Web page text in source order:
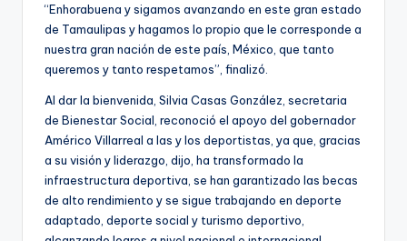
“Enhorabuena y sigamos avanzando en este gran estado
de Tamaulipas y hagamos lo propio que le corresponde a
nuestra gran nación de este país, México, que tanto
queremos y tanto respetamos”, finalizó.
Al dar la bienvenida, Silvia Casas González, secretaria
de Bienestar Social, reconoció el apoyo del gobernador
Américo Villarreal a las y los deportistas, ya que, gracias
a su visión y liderazgo, dijo, ha transformado la
infraestructura deportiva, se han garantizado las becas
de alto rendimiento y se sigue trabajando en deporte
adaptado, deporte social y turismo deportivo,